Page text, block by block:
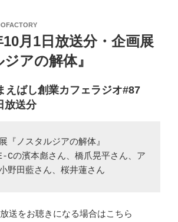
月1日放送分・企画展
ジアの解体』
えばし創業カフェラジオ#87
放送分
『ノスタルジアの解体』
Cの濱本彪さん、橋爪晃平さん、ア
野田藍さん、桜井蓮さん
送をお聴きになる場合はこちら